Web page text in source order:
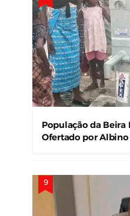
População da Beira
Ofertado por Albino